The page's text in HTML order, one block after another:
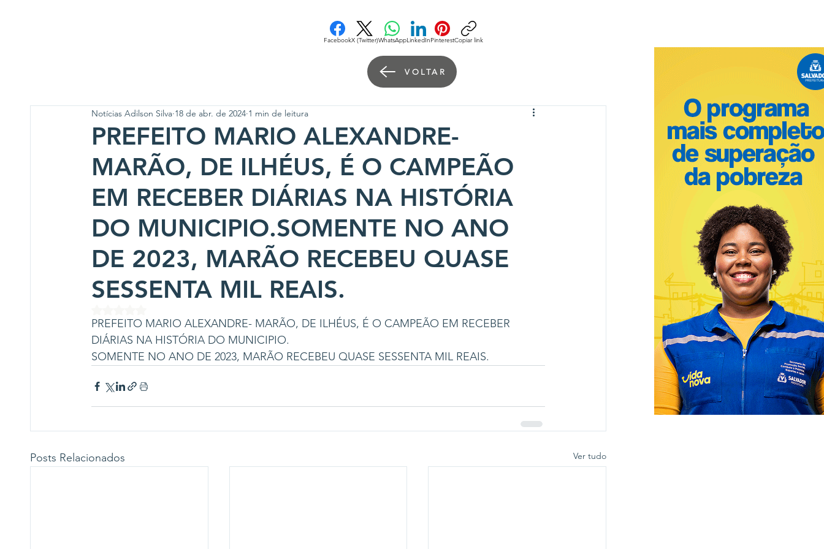
FacebookX (Twitter)WhatsAppLinkedInPinterestCopiar link
PREFEITO MARIO ALEXANDRE-
MARÃO, DE ILHÉUS, É O CAMPEÃO
EM RECEBER DIÁRIAS NA HISTÓRIA
DO MUNICIPIO.SOMENTE NO ANO
DE 2023, MARÃO RECEBEU QUASE
SESSENTA MIL REAIS.
Notícias Adilson Silva 18 de abr. de 2024 1 min de leitura
PREFEITO MARIO ALEXANDRE- MARÃO, DE ILHÉUS, É O CAMPEÃO EM RECEBER
DIÁRIAS NA HISTÓRIA DO MUNICIPIO.
SOMENTE NO ANO DE 2023, MARÃO RECEBEU QUASE SESSENTA MIL REAIS.
Posts Relacionados Ver tudo
VOLTAR